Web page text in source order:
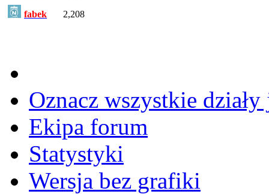
fabek
2,208
Oznacz wszystkie
Ekipa forum
Statystyki
Wersja bez grafiki